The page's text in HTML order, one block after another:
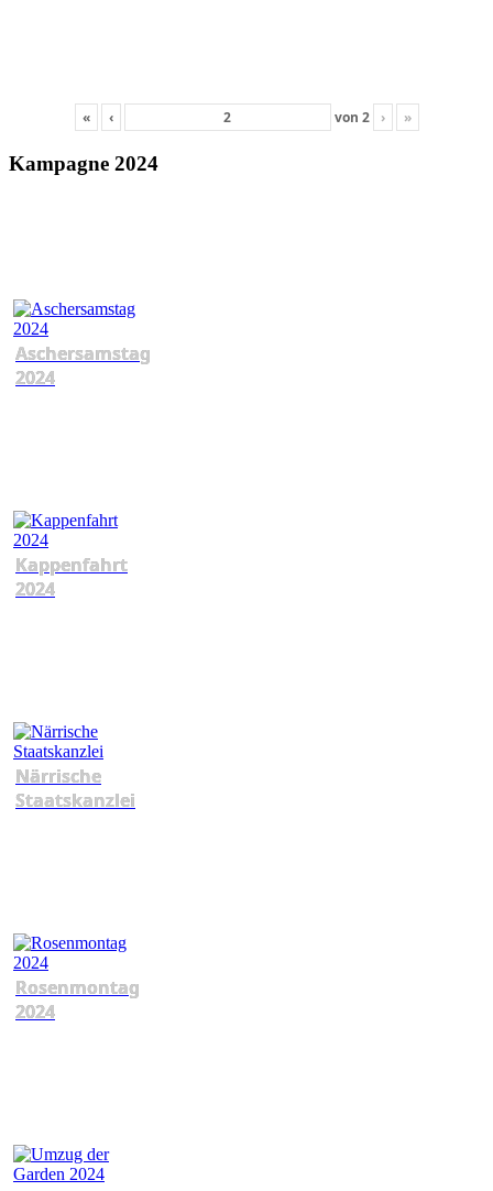
« ‹ von 2 › »
Kampagne 2024
Aschersamstag
2024
Kappenfahrt
2024
Närrische
Staatskanzlei
Rosenmontag
2024